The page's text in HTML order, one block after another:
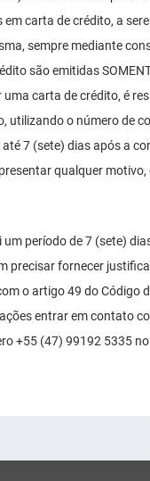
carta de crédito, a
sempre mediante
são emitidas
uma carta de crédito, é
utilizando o número de
até 7 (sete) dias após a
qualquer
um período de 7 (sete)
precisar fornecer
o artigo 49 do Código
entrar em contato
+55 (47) 99192 5335